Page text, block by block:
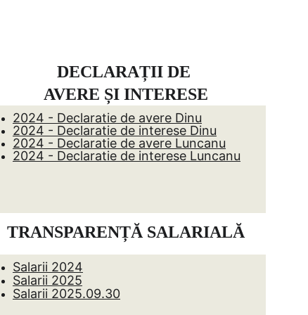
DECLARAȚII DE
AVERE ȘI INTERESE
TRANSPARENȚĂ SALARIALĂ
2024 - Declaratie de avere Dinu
2024 - Declaratie de interese Dinu
2024 - Declaratie de avere Luncanu
2024 - Declaratie de interese Luncanu
Salarii 2024
Salarii 2025
Salarii 2025.09.30